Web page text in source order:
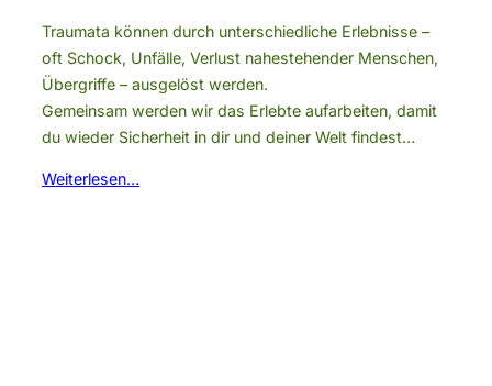
Traumata können durch unterschiedliche Erlebnisse –
oft Schock, Unfälle, Verlust nahestehender Menschen,
Übergriffe – ausgelöst werden.
Gemeinsam werden wir das Erlebte aufarbeiten, damit
du wieder Sicherheit in dir und deiner Welt findest…
Weiterlesen…